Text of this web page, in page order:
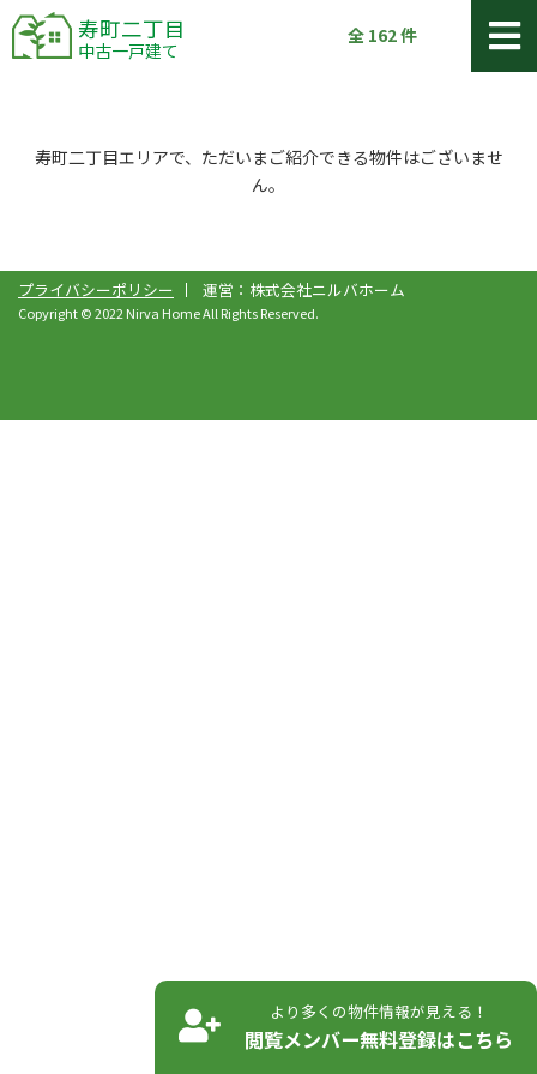
寿町二丁目
中古一戸建て
全 162件
寿町二丁目エリアで、ただいまご紹介できる物件はございませ
ん。
プライバシーポリシー 運営：株式会社ニルバホーム
Copyright © 2022 Nirva Home All Rights Reserved.
より多くの物件情報が見える！
閲覧メンバー無料登録はこちら